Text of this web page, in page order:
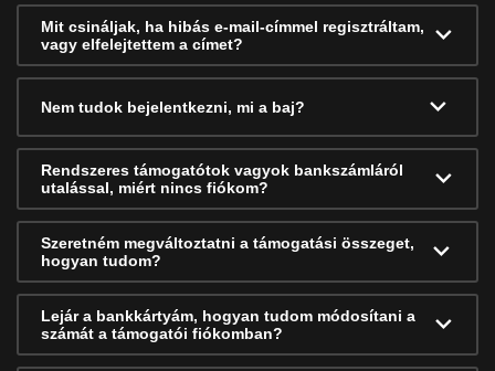
Mit csináljak, ha hibás e-mail-címmel regisztráltam,
vagy elfelejtettem a címet?
Nem tudok bejelentkezni, mi a baj?
Rendszeres támogatótok vagyok bankszámláról
utalással, miért nincs fiókom?
Szeretném megváltoztatni a támogatási összeget,
hogyan tudom?
Lejár a bankkártyám, hogyan tudom módosítani a
számát a támogatói fiókomban?